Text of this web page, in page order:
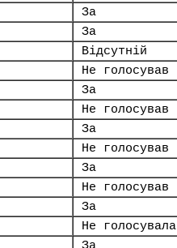
За
За
Відсутній
Не голосував
За
Не голосував
За
Не голосував
За
Не голосував
За
Не голосувала